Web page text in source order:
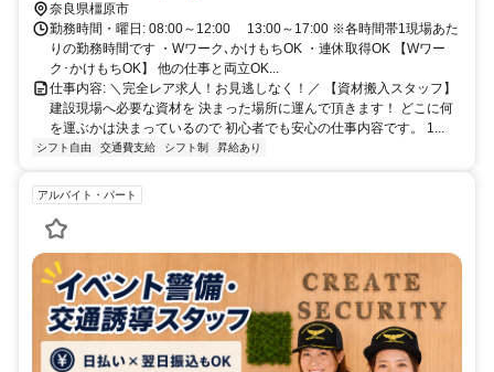
が可能です
奈良県橿原市
勤務時間・曜日: 08:00～12:00 13:00～17:00 ※各時間帯1現場あた
りの勤務時間です ・Wワーク､かけもちOK ・連休取得OK 【Wワー
ク･かけもちOK】 他の仕事と両立OK...
仕事内容: ＼完全レア求人！お見逃しなく！／ 【資材搬入スタッフ】
建設現場へ必要な資材を 決まった場所に運んで頂きます！ どこに何
を運ぶかは決まっているので 初心者でも安心の仕事内容です。 1...
シフト自由 交通費支給 シフト制 昇給あり
アルバイト・パート